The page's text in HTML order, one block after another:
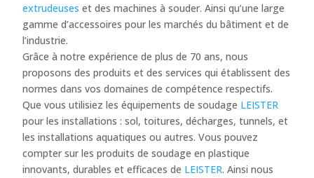
extrudeuses et des machines à souder. Ainsi qu’une large
gamme d’accessoires pour les marchés du bâtiment et de
l’industrie.
Grâce à notre expérience de plus de 70 ans, nous
proposons des produits et des services qui établissent des
normes dans vos domaines de compétence respectifs.
Que vous utilisiez les équipements de soudage LEISTER
pour les installations : sol, toitures, décharges, tunnels, et
les installations aquatiques ou autres. Vous pouvez
compter sur les produits de soudage en plastique
innovants, durables et efficaces de LEISTER. Ainsi nous